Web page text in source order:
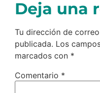
Deja una
Tu dirección de
publicada. Los
marcados con *
Comentario *